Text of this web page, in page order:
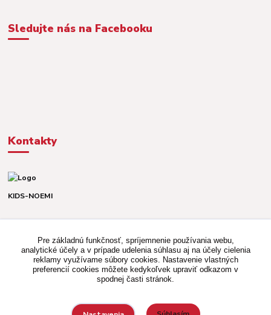
Sledujte nás na Facebooku
Kontakty
KIDS-NOEMI
(Po-Pia, 8-16 hod.)
kidsnoemi.shop@gmail.com
Pre základnú funkčnosť, spríjemnenie používania webu,
analytické účely a v prípade udelenia súhlasu aj na účely cielenia
reklamy využívame súbory cookies. Nastavenie vlastných
preferencií cookies môžete kedykoľvek upraviť odkazom v
spodnej časti stránok.